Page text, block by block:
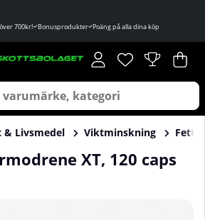
700kr! Bonusprodukter Poäng på alla dina köp
Önskelista
Antal i
. .
Livsmedel Viktminskning
XT, 120 caps
Thermodrene XT, 120 caps